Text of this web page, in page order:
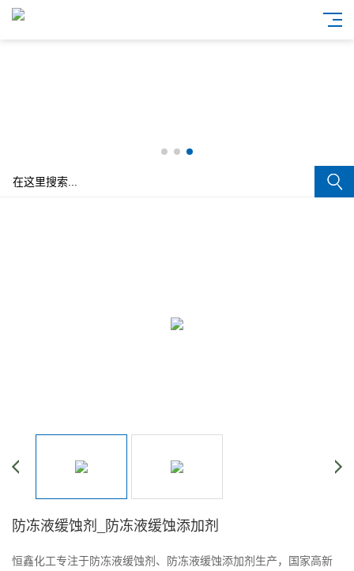
防冻液缓蚀剂_防冻液缓蚀添加剂
恒鑫化工专注于防冻液缓蚀剂、防冻液缓蚀添加剂生产，国家高新